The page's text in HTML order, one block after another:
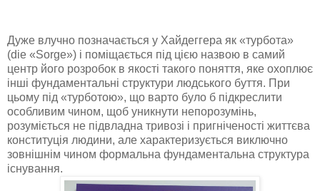
Дуже влучно позначається у Хайдеггера як «турбота»
(die «Sorge») і поміщається під цією назвою в самий
центр його розробок в якості такого поняття, яке охоплює
інші фундаментальні структури людського буття. При
цьому під «турботою», що варто було б підкреслити
особливим чином, щоб уникнути непорозумінь,
розуміється не підвладна тривозі і пригніченості життєва
конституція людини, але характеризується виключно
зовнішнім чином формальна фундаментальна структура
існування.